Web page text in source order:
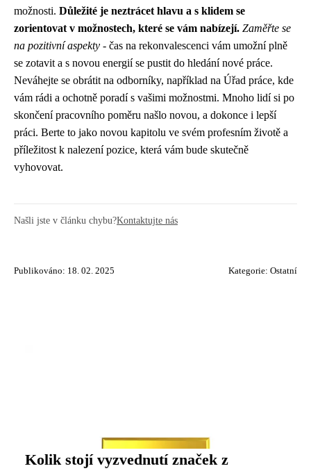
možnosti. Důležité je neztrácet hlavu a s klidem se
zorientovat v možnostech, které se vám nabízejí. Zaměřte se
na pozitivní aspekty - čas na rekonvalescenci vám umožní plně
se zotavit a s novou energií se pustit do hledání nové práce.
Neváhejte se obrátit na odborníky, například na Úřad práce, kde
vám rádi a ochotně poradí s vašimi možnostmi. Mnoho lidí si po
skončení pracovního poměru našlo novou, a dokonce i lepší
práci. Berte to jako novou kapitolu ve svém profesním životě a
příležitost k nalezení pozice, která vám bude skutečně
vyhovovat.
Našli jste v článku chybu?Kontaktujte nás
Publikováno: 18. 02. 2025 Kategorie: Ostatní
Kolik stojí vyzvednutí značek z